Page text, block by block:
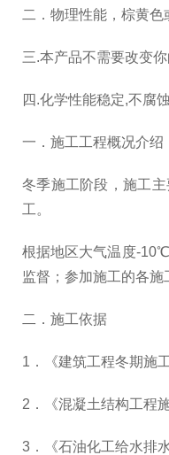
二．物理性能，棕黄
三.本产品不需要改变
四.化学性能稳定,不腐
一．施工工程概况介绍
冬季施工阶段，施工
工。
根据地区大气温度-
监督；参加施工的各
二．施工依据
1．《建筑工程冬期施
2．《混凝土结构工程
3．《石油化工给水排